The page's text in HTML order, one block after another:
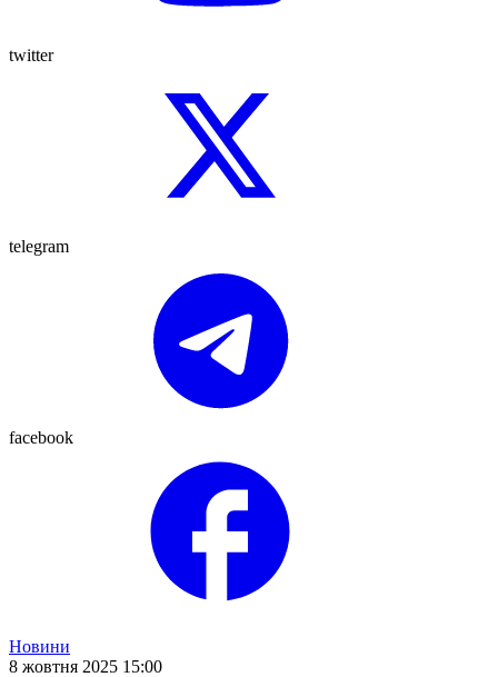
twitter
telegram
facebook
Новини
8 жовтня 2025 15:00